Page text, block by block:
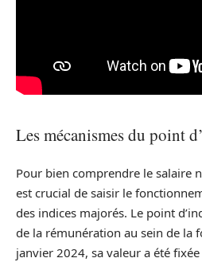
Les mécanismes du point
Pour bien comprendre le salaire
est crucial de saisir le
des indices majorés. Le point
de la rémunération au sein de la
janvier 2024, sa valeur a été